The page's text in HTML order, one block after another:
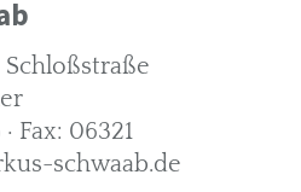
Schloßstraße
Fax: 06321
schwaab.de